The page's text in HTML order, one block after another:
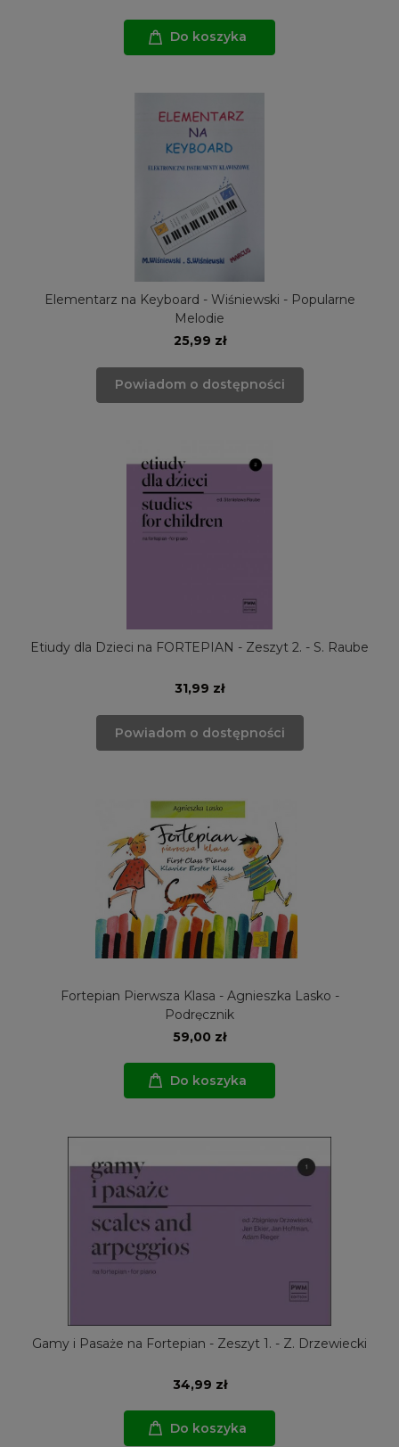
Do koszyka
Elementarz na Keyboard - Wiśniewski - Popularne
Melodie
25,99 zł
Powiadom o dostępności
Etiudy dla Dzieci na FORTEPIAN - Zeszyt 2. - S. Raube
31,99 zł
Powiadom o dostępności
Fortepian Pierwsza Klasa - Agnieszka Lasko -
Podręcznik
59,00 zł
Do koszyka
Gamy i Pasaże na Fortepian - Zeszyt 1. - Z. Drzewiecki
34,99 zł
Do koszyka